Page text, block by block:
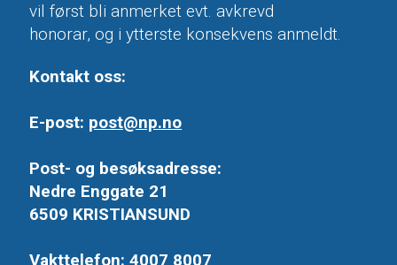
vil først bli anmerket evt. avkrevd
honorar, og i ytterste konsekvens anmeldt.
Kontakt oss:
E-post: post@np.no
Post- og besøksadresse:
Nedre Enggate 21
6509 KRISTIANSUND
Vakttelefon: 4007 8007